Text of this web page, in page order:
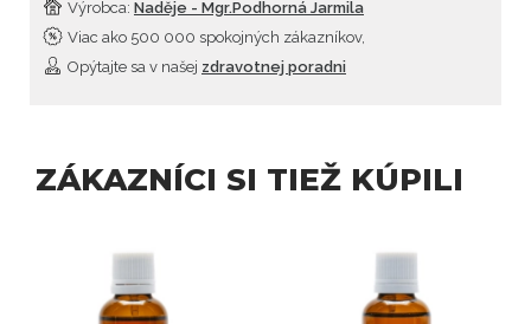
Viac ako 500 000 spokojných zákazníkov,
Výrobca: Naděje - Mgr.Podhorná Jarmila
Opýtajte sa v našej zdravotnej poradni
ZÁKAZNÍCI SI TIEŽ KÚPILI